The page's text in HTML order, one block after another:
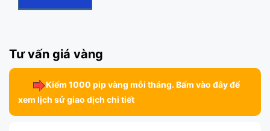
Tư vấn giá vàng
Kiếm 1000 pip vàng mỗi tháng. Bấm vào đây để
xem lịch sử giao dịch chi tiết